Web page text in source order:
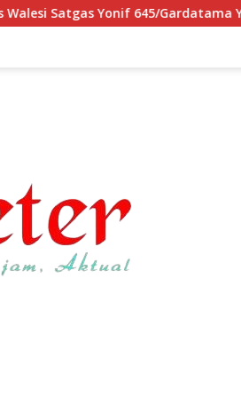
Gardatama Yudha Bersama